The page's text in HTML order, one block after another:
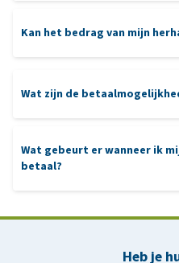
Kan het bedrag van mijn
Wat zijn de
Wat gebeurt er wanneer ik
betaal?
Heb je